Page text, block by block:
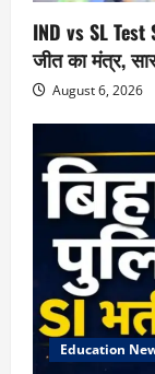
IND vs SL Test
जीत का मंत्र,
August 6, 2026
Education News